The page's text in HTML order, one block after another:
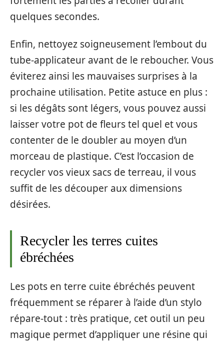
quelques secondes.
Enfin, nettoyez soigneusement l’embout du
tube-applicateur avant de le reboucher. Vous
éviterez ainsi les mauvaises surprises à la
prochaine utilisation. Petite astuce en plus :
si les dégâts sont légers, vous pouvez aussi
laisser votre pot de fleurs tel quel et vous
contenter de le doubler au moyen d’un
morceau de plastique. C’est l’occasion de
recycler vos vieux sacs de terreau, il vous
suffit de les découper aux dimensions
désirées.
Recycler les terres cuites
ébréchées
Les pots en terre cuite ébréchés peuvent
fréquemment se réparer à l’aide d’un stylo
répare-tout : très pratique, cet outil un peu
magique permet d’appliquer une résine qui